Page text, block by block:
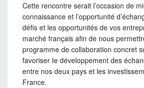
Cette rencontre serait l’occasion de
connaissance et l’opportunité
défis et les opportunités de vos
marché français afin de nous
programme de collaboration concret
favoriser Ie développement des
entre nos deux pays et les
France.